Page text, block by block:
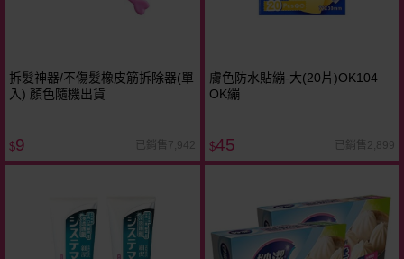
拆髮神器/不傷髮橡皮筋拆除器(單
入) 顏色隨機出貨
$9 已銷售7,942
膚色防水貼繃-大(20片)OK104
OK繃
$45 已銷售2,899